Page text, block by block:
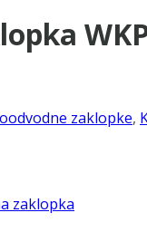
zaklopke,
zaklopka